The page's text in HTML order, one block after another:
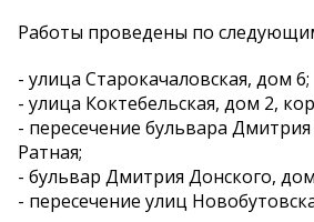
Работы проведены по
- улица Старокачаловская, дом 6;
- улица Коктебельская, дом 2,
- пересечение бульвара
Ратная;
- бульвар Дмитрия Донского,
- пересечение улиц